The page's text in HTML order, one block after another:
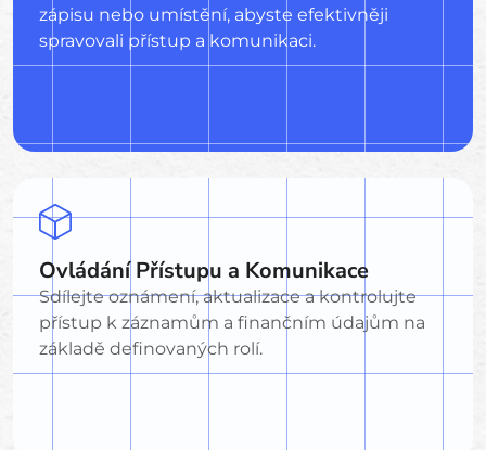
zápisu nebo umístění, abyste efektivněji
spravovali přístup a komunikaci.
Ovládání Přístupu a Komunikace
Sdílejte oznámení, aktualizace a kontrolujte
přístup k záznamům a finančním údajům na
základě definovaných rolí.